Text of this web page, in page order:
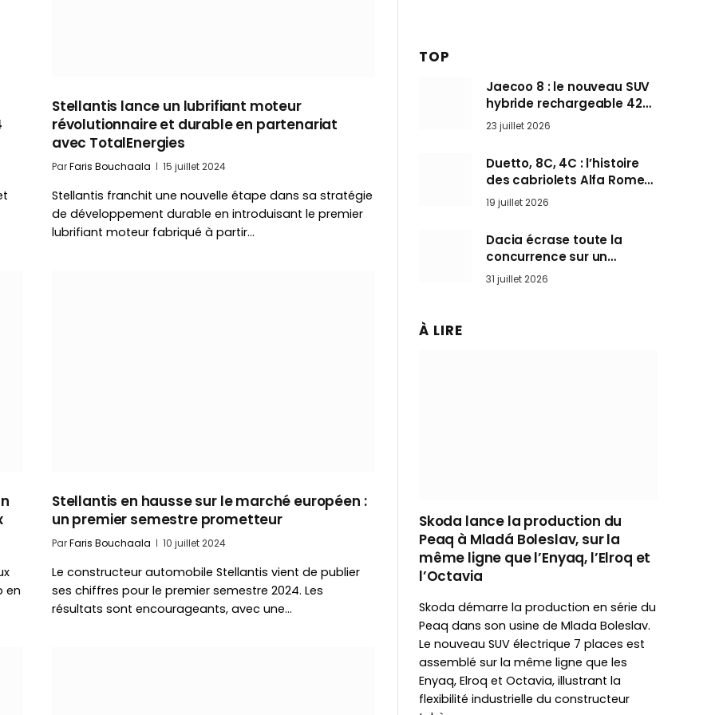
Stellantis lance un lubrifiant moteur
révolutionnaire et durable en partenariat
avec TotalEnergies
ParFaris Bouchaala 15 juillet 2024
Stellantis franchit une nouvelle étape dans sa stratégie
de développement durable en introduisant le premier
lubrifiant moteur fabriqué à partir…
en
Stellantis en hausse sur le marché européen :
un premier semestre prometteur
ParFaris Bouchaala 10 juillet 2024
Le constructeur automobile Stellantis vient de publier
ses chiffres pour le premier semestre 2024. Les
résultats sont encourageants, avec une…
TOP
Jaecoo 8 : le nouveau SUV
hybride rechargeable 428
ch qui vise l’Audi Q7 arrive
en Europe cet automne
23 juillet 2026
Duetto, 8C, 4C : l’histoire
des cabriolets Alfa Romeo,
ces Spider qui ont défini
l’art de rouler cheveux au
vent
19 juillet 2026
Dacia écrase toute la
concurrence sur un
marché où personne ne
l’attendait
31 juillet 2026
À LIRE
Skoda lance la production du
Peaq à Mladá Boleslav, sur la
même ligne que l’Enyaq, l’Elroq et
l’Octavia
Skoda démarre la production en série du
Peaq dans son usine de Mlada Boleslav.
Le nouveau SUV électrique 7 places est
assemblé sur la même ligne que les
Enyaq, Elroq et Octavia, illustrant la
flexibilité industrielle du constructeur